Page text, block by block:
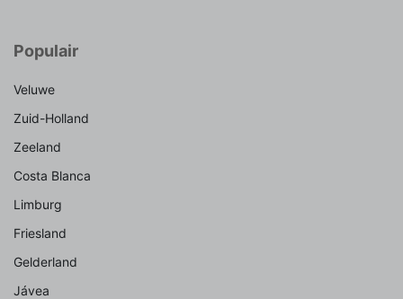
Populair
Veluwe
Zuid-Holland
Zeeland
Costa Blanca
Limburg
Friesland
Gelderland
Jávea